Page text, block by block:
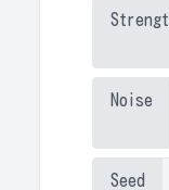
Noise
Seed